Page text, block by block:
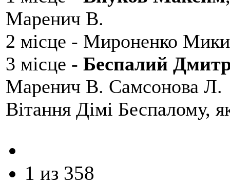
Маренич В.
2 місце - Мироненко
3 місце - Беспалий
Маренич В. Самсонова Л.
Вітання Дімі Беспалому,
1 из 358